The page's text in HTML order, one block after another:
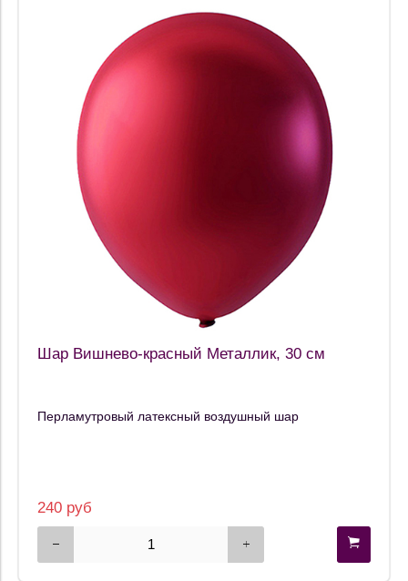
Шар Вишнево-красный Металлик, 30 см
Перламутровый латексный воздушный шар
240 руб